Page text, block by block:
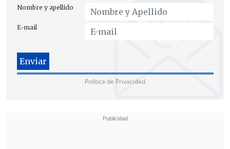
Nombre y apellido
E-mail
Política de Privacidad